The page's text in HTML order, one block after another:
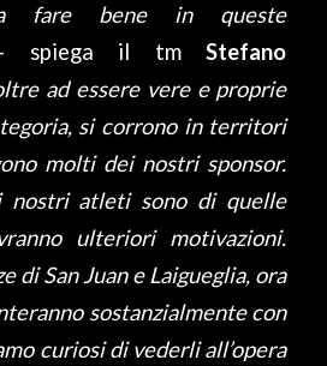
fare bene in queste
spiega il tmStefano
ad essere vere e proprie
si corrono in territori
molti dei nostri sponsor.
nostri atleti sono di quelle
ulteriori motivazioni.
di San Juan e Laigueglia, ora
sostanzialmente con
curiosi di vederli all’opera